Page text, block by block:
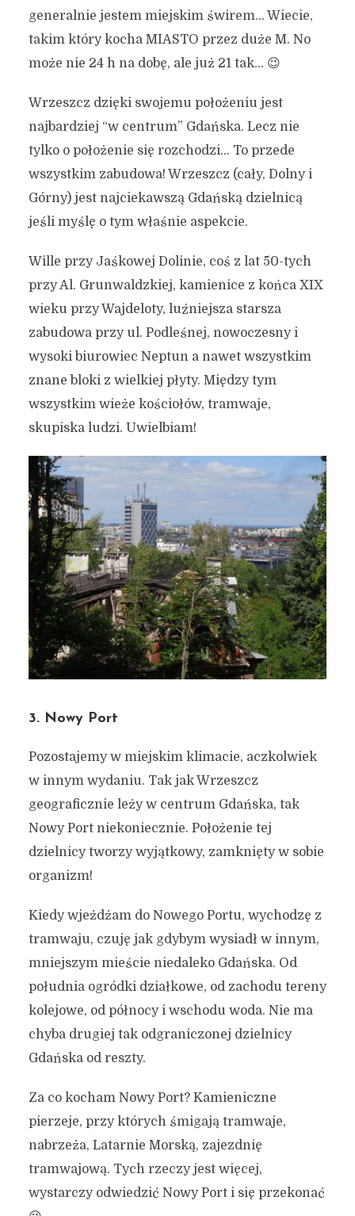
generalnie jestem miejskim świrem… Wiecie,
takim który kocha MIASTO przez duże M. No
może nie 24 h na dobę, ale już 21 tak… 😉
Wrzeszcz dzięki swojemu położeniu jest
najbardziej “w centrum” Gdańska. Lecz nie
tylko o położenie się rozchodzi… To przede
wszystkim zabudowa! Wrzeszcz (cały, Dolny i
Górny) jest najciekawszą Gdańską dzielnicą
jeśli myślę o tym właśnie aspekcie.
Wille przy Jaśkowej Dolinie, coś z lat 50-tych
przy Al. Grunwaldzkiej, kamienice z końca XIX
wieku przy Wajdeloty, luźniejsza starsza
zabudowa przy ul. Podleśnej, nowoczesny i
wysoki biurowiec Neptun a nawet wszystkim
znane bloki z wielkiej płyty. Między tym
wszystkim wieże kościołów, tramwaje,
skupiska ludzi. Uwielbiam!
3. Nowy Port
Pozostajemy w miejskim klimacie, aczkolwiek
w innym wydaniu. Tak jak Wrzeszcz
geograficznie leży w centrum Gdańska, tak
Nowy Port niekoniecznie. Położenie tej
dzielnicy tworzy wyjątkowy, zamknięty w sobie
organizm!
Kiedy wjeżdżam do Nowego Portu, wychodzę z
tramwaju, czuję jak gdybym wysiadł w innym,
mniejszym mieście niedaleko Gdańska. Od
południa ogródki działkowe, od zachodu tereny
kolejowe, od północy i wschodu woda. Nie ma
chyba drugiej tak odgraniczonej dzielnicy
Gdańska od reszty.
Za co kocham Nowy Port? Kamieniczne
pierzeje, przy których śmigają tramwaje,
nabrzeża, Latarnie Morską, zajezdnię
tramwajową. Tych rzeczy jest więcej,
wystarczy odwiedzić Nowy Port i się przekonać